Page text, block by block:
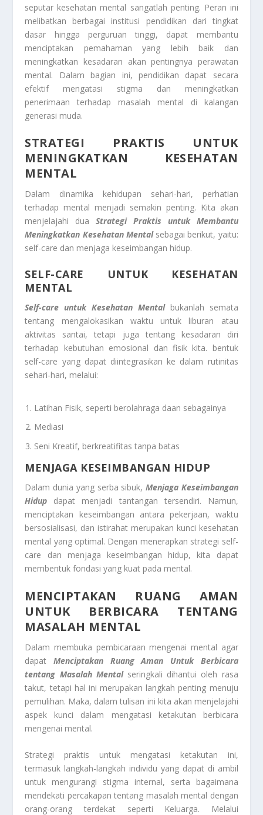
seputar kesehatan mental sangatlah penting. Peran ini
melibatkan berbagai institusi pendidikan dari tingkat
dasar hingga perguruan tinggi, dapat membantu
menciptakan pemahaman yang lebih baik dan
meningkatkan kesadaran akan pentingnya perawatan
mental. Dalam bagian ini, pendidikan dapat secara
efektif mengatasi stigma dan meningkatkan
penerimaan terhadap masalah mental di kalangan
generasi muda.
STRATEGI PRAKTIS UNTUK
MENINGKATKAN KESEHATAN
MENTAL
Dalam dinamika kehidupan sehari-hari, perhatian
terhadap mental menjadi semakin penting. Kita akan
menjelajahi duaStrategi Praktis untuk Membantu
Meningkatkan Kesehatan Mentalsebagai berikut, yaitu:
self-care dan menjaga keseimbangan hidup.
SELF-CARE UNTUK KESEHATAN
MENTAL
Self-care untuk Kesehatan Mentalbukanlah semata
tentang mengalokasikan waktu untuk liburan atau
aktivitas santai, tetapi juga tentang kesadaran diri
terhadap kebutuhan emosional dan fisik kita. bentuk
self-care yang dapat diintegrasikan ke dalam rutinitas
sehari-hari, melalui:
Latihan Fisik, seperti berolahraga daan sebagainya
Mediasi
Seni Kreatif, berkreatifitas tanpa batas
MENJAGA KESEIMBANGAN HIDUP
Dalam dunia yang serba sibuk, Menjaga Keseimbangan
Hidup dapat menjadi tantangan tersendiri. Namun,
menciptakan keseimbangan antara pekerjaan, waktu
bersosialisasi, dan istirahat merupakan kunci kesehatan
mental yang optimal. Dengan menerapkan strategi self-
care dan menjaga keseimbangan hidup, kita dapat
membentuk fondasi yang kuat pada mental.
MENCIPTAKAN RUANG AMAN
UNTUK BERBICARA TENTANG
MASALAH MENTAL
Dalam membuka pembicaraan mengenai mental agar
dapatMenciptakan Ruang Aman Untuk Berbicara
tentang Masalah Mentalseringkali dihantui oleh rasa
takut, tetapi hal ini merupakan langkah penting menuju
pemulihan. Maka, dalam tulisan ini kita akan menjelajahi
aspek kunci dalam mengatasi ketakutan berbicara
mengenai mental.
Strategi praktis untuk mengatasi ketakutan ini,
termasuk langkah-langkah individu yang dapat di ambil
untuk mengurangi stigma internal, serta bagaimana
mendekati percakapan tentang masalah mental dengan
orang-orang terdekat seperti Keluarga. Melalui